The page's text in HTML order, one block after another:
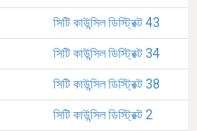
সিটি কাউন্সিল ডিস্ট্রিক্ট 43
সিটি কাউন্সিল ডিস্ট্রিক্ট 34
সিটি কাউন্সিল ডিস্ট্রিক্ট 38
সিটি কাউন্সিল ডিস্ট্রিক্ট 2